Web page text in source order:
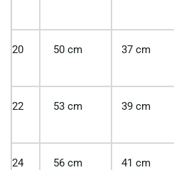
20 50 cm 37 cm
22 53 cm 39 cm
24 56 cm 41 cm